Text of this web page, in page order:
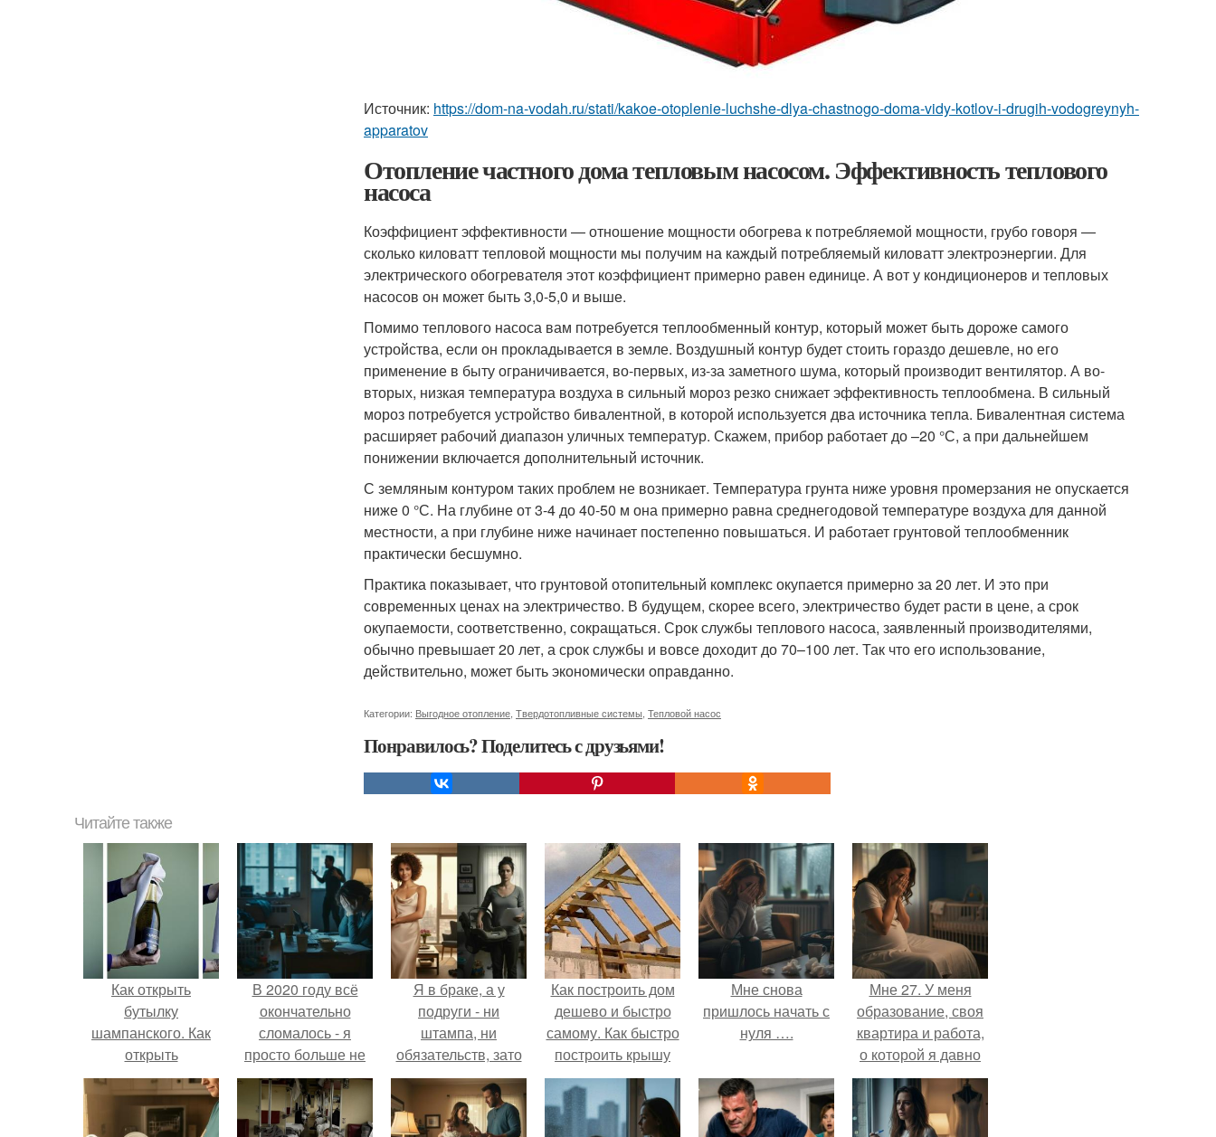
Источник: https://dom-na-vodah.ru/stati/kakoe-otoplenie-luchshe-dlya-chastnogo-doma-vidy-kotlov-i-drugih-vodogreynyh-
apparatov
Отопление частного дома тепловым насосом. Эффективность теплового
насоса
Коэффициент эффективности — отношение мощности обогрева к потребляемой мощности, грубо говоря —
сколько киловатт тепловой мощности мы получим на каждый потребляемый киловатт электроэнергии. Для
электрического ­обогревателя этот коэффициент примерно равен единице. А вот у кондиционеров и тепловых
насосов он может быть 3,0-5,0 и выше.
Помимо теплового насоса вам потребуется теплообменный контур, который может быть дороже самого
устройства, если он прокладывается в земле. Воздушный контур будет стоить гораздо дешевле, но его
применение в быту ограничивается, во-первых, из-за заметного шума, который производит вентилятор. А во-
вторых, низкая температура воздуха в сильный мороз резко снижает эффективность теплообмена. В сильный
мороз потребуется устройство бивалентной, в которой используется два источника тепла. Бивалентная система
расширяет рабочий диапазон уличных температур. Скажем, прибор работает до –20 °С, а при дальнейшем
понижении включается дополнительный источник.
С земляным контуром таких проблем не возникает. Температура грунта ниже уровня промерзания не опускается
ниже 0 °С. На глубине от 3-4 до 40-50 м она примерно равна среднегодовой температуре воздуха для данной
местности, а при глубине ниже начинает постепенно повышаться. И работает грунтовой теплообменник
практически бесшумно.
Практика показывает, что грунтовой отопительный комплекс окупается примерно за 20 лет. И это при
современных ценах на электричество. В будущем, скорее всего, электричество будет расти в цене, а срок
окупаемости, соответственно, сокращаться. Срок службы теплового насоса, заявленный производителями,
обычно превышает 20 лет, а срок службы и вовсе доходит до 70–100 лет. Так что его использование,
действительно, может быть экономически оправданно.
Категории: Выгодное отопление Твердотопливные системы Тепловой насос
Понравилось? Поделитесь с друзьями!
Читайте также
Как открыть
бутылку
шампанского. Как
открыть
шампанское
В 2020 году всё
окончательно
сломалось - я
просто больше не
тянула всё одна.
Я в браке, а у
подруги - ни
штампа, ни
обязательств, зато
ключи от новой
квартиры, которую
ей подарил
Как построить дом
дешево и быстро
самому. Как быстро
построить крышу
дома
Мне снова
пришлось начать с
нуля ….
Мне 27. У меня
образование, своя
квартира и работа,
о которой я давно
мечтала.